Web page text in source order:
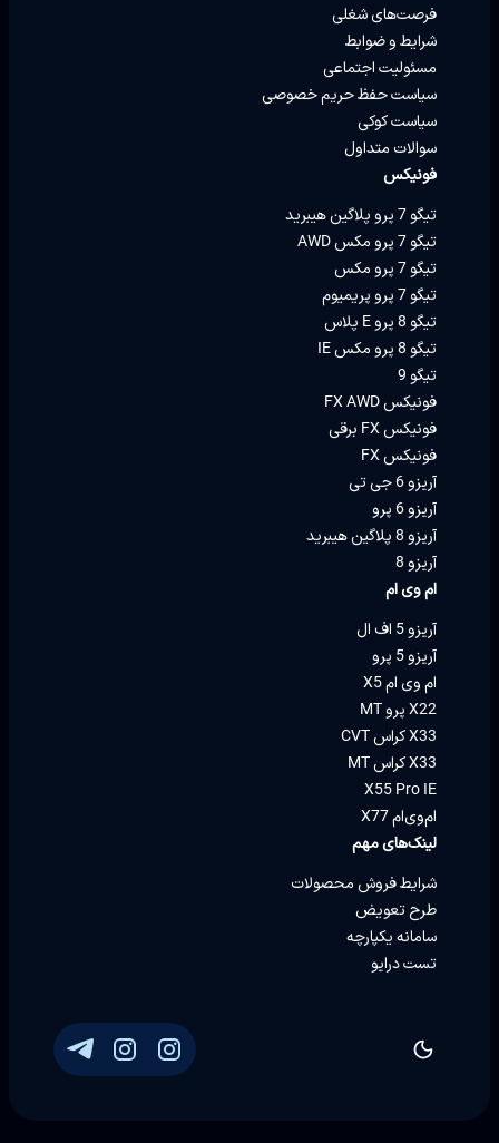
فرصت‌های شغلی
شرایط و ضوابط
مسئولیت اجتماعی
سیاست حفظ حریم خصوصی
سیاست کوکی
سوالات متداول
فونیکس
تیگو 7 پرو پلاگین هیبرید
تیگو 7 پرو مکس AWD
تیگو 7 پرو مکس
تیگو 7 پرو پریمیوم
تیگو 8 پرو E پلاس
تیگو 8 پرو مکس IE
تیگو 9
فونیکس FX AWD
فونیکس FX برقی
فونیکس FX
آریزو 6 جی تی
آریزو 6 پرو
آریزو 8 پلاگین هیبرید
آریزو 8
ام وی ام
آریزو 5 اف ال
آریزو 5 پرو
ام وی ام X5
X22 پرو MT
X33 کراس CVT
X33 کراس MT
X55 Pro IE
ام‌وی‌ام X77
لینک‌های مهم
شرایط فروش محصولات
طرح تعویض
سامانه یکپارچه
تست درایو